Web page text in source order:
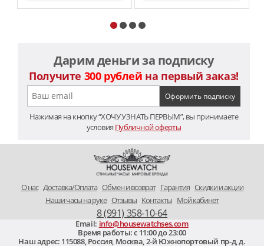
Дарим деньги за подписку
Получите 300 рублей на первый заказ!
Нажимая на кнопку “ХОЧУ УЗНАТЬ ПЕРВЫМ”, вы принимаете
условия Публичной оферты
O нас Доставка/Оплата Обмен и возврат Гарантия Скидки и акции
Наши часы на руке Отзывы Контакты Мой кабинет
8 (991) 358-10-64
Email: info@housewatchses.com
Время работы: c 11:00 до 23:00
Наш адрес: 115088, Россия, Москва 2-й Южнопортовый пр-д, д.